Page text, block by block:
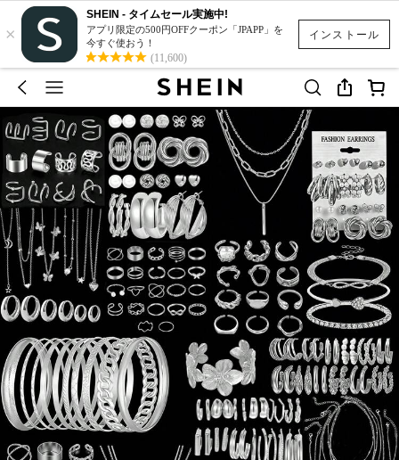
インストール
×
SHEIN - タイムセール実施中!
アプリ限定の500円OFFクーポン「JPAPP」を
今すぐ使おう！
(11,600)